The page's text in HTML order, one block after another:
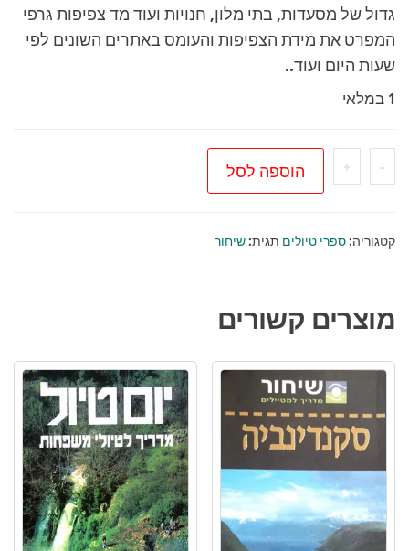
גדול של מסעדות, בתי מלון, חנויות ועוד מד צפיפות גרפי
המפרט את מידת הצפיפות והעומס באתרים השונים לפי
שעות היום ועוד..
1 במלאי
-
כמות
של
/
למטיילים
+ הוספה לסל
קטגוריה:ספרי טיולים תגית:שיחור
מוצרים קשורים